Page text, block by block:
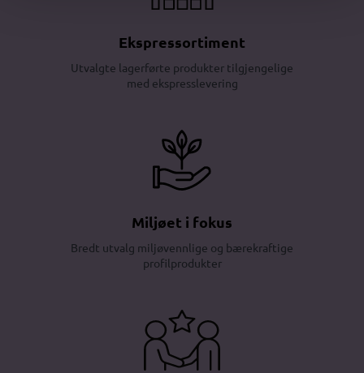
Ekspressortiment
Utvalgte lagerførte produkter tilgjengelige
med ekspresslevering
Miljøet i fokus
Bredt utvalg miljøvennlige og bærekraftige
profilprodukter